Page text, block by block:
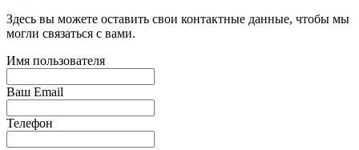
Здесь вы можете оставить свои контактные данные, чтобы мы
могли связаться с вами.
Имя пользователя
Ваш Email
Телефон